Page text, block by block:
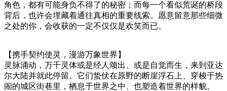
角色，都有可能身负不得了的秘密；而每一个看似荒诞的桥段
背后，也许会埋藏着通往真相的重要线索。愿意留意那些细微
之处的你，会收获的一定不仅仅是欢笑而已。
【携手契约使灵，漫游万象世界】
灵脉涌动，万千灵体或是经人颂出、或是自觉而生，来到亚达
尔大陆并就此停留。它们蛰伏在原野的断崖浮石上、穿梭于热
闹的城区街巷里，栖息于世界之中、也塑造着世界的样貌。